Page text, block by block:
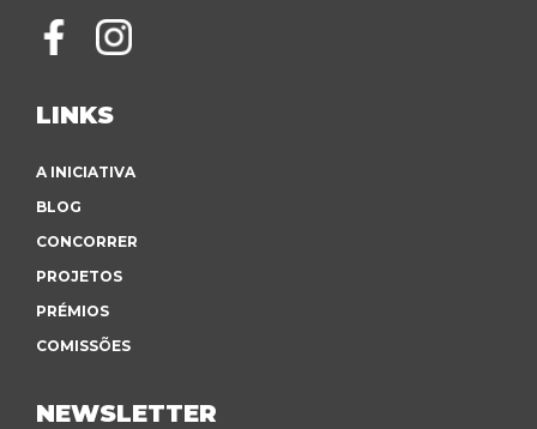
LINKS
A INICIATIVA
BLOG
CONCORRER
PROJETOS
PRÉMIOS
COMISSÕES
NEWSLETTER